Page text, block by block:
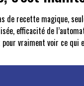
de recette magique,
efficacité de
pour vraiment voir ce qui